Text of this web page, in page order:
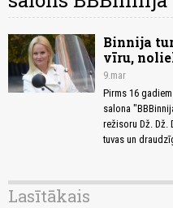
Binnija
vīru,
9.mar
Pirms 16
salona
režisoru Dž. Dž.
tuvas un
Lasītākais